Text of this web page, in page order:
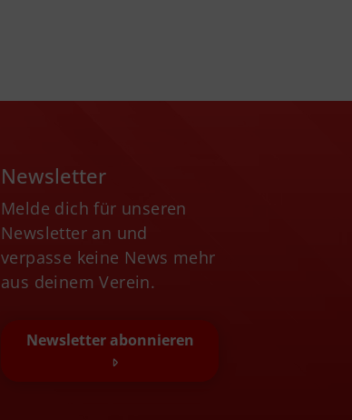
Newsletter
Melde dich für unseren
Newsletter an und
verpasse keine News mehr
aus deinem Verein.
Newsletter abonnieren